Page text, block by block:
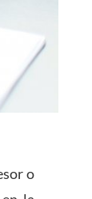
o